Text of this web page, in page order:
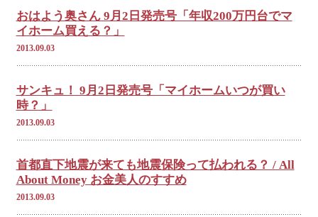
おはよう奥さん 9月2日発売号「年収200万円台でマ
イホーム買える？」
2013.09.03
サンキュ！ 9月2日発売号「マイホームいつが買い
時？」
2013.09.03
首都直下地震が来ても地震保険って払われる？ / All
About Money お金美人のすすめ
2013.09.03